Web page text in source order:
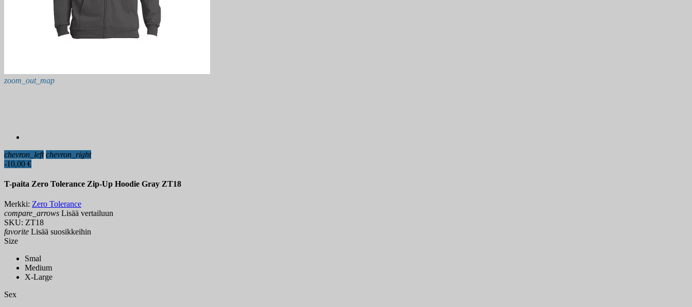
zoom_out_map
chevron_left chevron_right
-10,00 €
T-paita Zero Tolerance Zip-Up Hoodie Gray ZT18
Merkki: Zero Tolerance
compare_arrows Lisää vertailuun
SKU: ZT18
favorite Lisää suosikkeihin
Size
Smal
Medium
X-Large
Sex